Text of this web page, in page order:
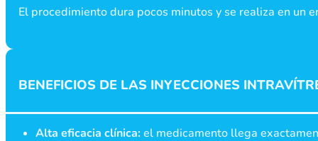
El procedimiento dura pocos minutos y se realiza en un
BENEFICIOS DE LAS INYECCIONES
Alta eficacia clínica:el medicamento llega